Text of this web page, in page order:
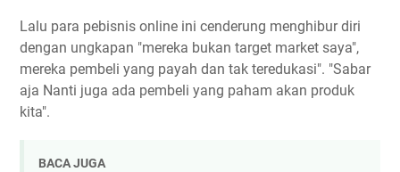
Lalu para pebisnis online ini cenderung menghibur diri
dengan ungkapan "mereka bukan target market saya",
mereka pembeli yang payah dan tak teredukasi". "Sabar
aja Nanti juga ada pembeli yang paham akan produk
kita".
BACA JUGA